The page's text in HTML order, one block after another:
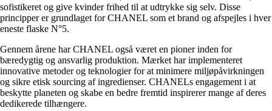
sofistikeret og give kvinder frihed til at udtrykke sig selv. Disse
principper er grundlaget for CHANEL som et brand og afspejles i hver
eneste flaske N°5.
Gennem årene har CHANEL også været en pioner inden for
bæredygtig og ansvarlig produktion. Mærket har implementeret
innovative metoder og teknologier for at minimere miljøpåvirkningen
og sikre etisk sourcing af ingredienser. CHANELs engagement i at
beskytte planeten og skabe en bedre fremtid inspirerer mange af deres
dedikerede tilhængere.